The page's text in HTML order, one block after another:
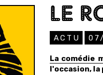
LE
ACTU
La comédie
l'occasion, la